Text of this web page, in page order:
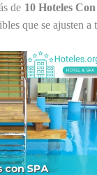
de 10 Hoteles
que se ajusten